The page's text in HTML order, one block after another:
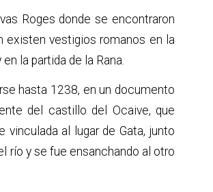
Roges donde se encontraron
existen vestigios romanos en la
la partida de la Rana.
hasta 1238, en un documento
del castillo del Ocaive, que
al lugar de Gata, junto
río y se fue ensanchando al otro